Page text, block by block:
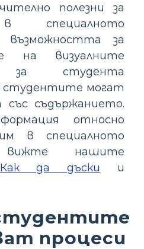
полезни за
в специалното
възможността за
на визуалните
за студента
студентите могат
със съдържанието.
относно
им в специалното
вижте нашите
Как да дъски
и
процеси